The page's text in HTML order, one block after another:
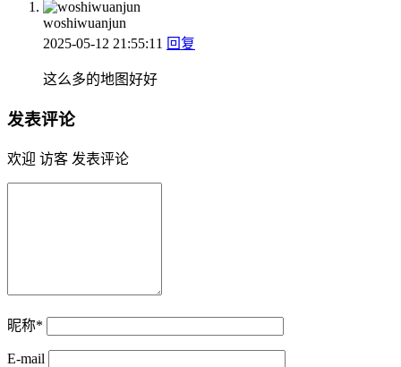
woshiwuanjun
2025-05-12 21:55:11 回复
这么多的地图好好
发表评论
欢迎 访客 发表评论
昵称*
E-mail